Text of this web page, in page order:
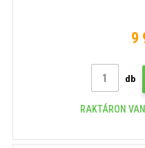
9
db
RAKTÁRON